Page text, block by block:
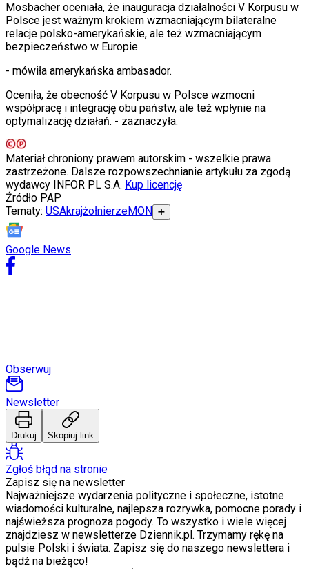
Muzyka
Aktualności
Koncerty
Recenzje
Zapowiedzi
Kultura
Aktualności
Książki
Sztuka
Teatr
Horoskopy
Numerologia
Sennik
Kody rabatowe
gazetaprawna.pl
ZdrowieGO.pl
Mosbacher oceniała, że inauguracja działalności V Korpusu w
Polsce jest ważnym krokiem wzmacniającym bilateralne
relacje polsko-amerykańskie, ale też wzmacniającym
bezpieczeństwo w Europie.
- mówiła amerykańska ambasador.
Oceniła, że obecność V Korpusu w Polsce wzmocni
współpracę i integrację obu państw, ale też wpłynie na
optymalizację działań. - zaznaczyła.
Materiał chroniony prawem autorskim - wszelkie prawa
zastrzeżone. Dalsze rozpowszechnianie artykułu za zgodą
wydawcy INFOR PL S.A. Kup licencję
Źródło PAP
Tematy: USAkrajżołnierzeMON ➕
Google News
Obserwuj
Newsletter
Drukuj Skopiuj link
Zgłoś błąd na stronie
Zapisz się na newsletter
Najważniejsze wydarzenia polityczne i społeczne, istotne
wiadomości kulturalne, najlepsza rozrywka, pomocne porady i
najświeższa prognoza pogody. To wszystko i wiele więcej
znajdziesz w newsletterze Dziennik.pl. Trzymamy rękę na
pulsie Polski i świata. Zapisz się do naszego newslettera i
bądź na bieżąco!